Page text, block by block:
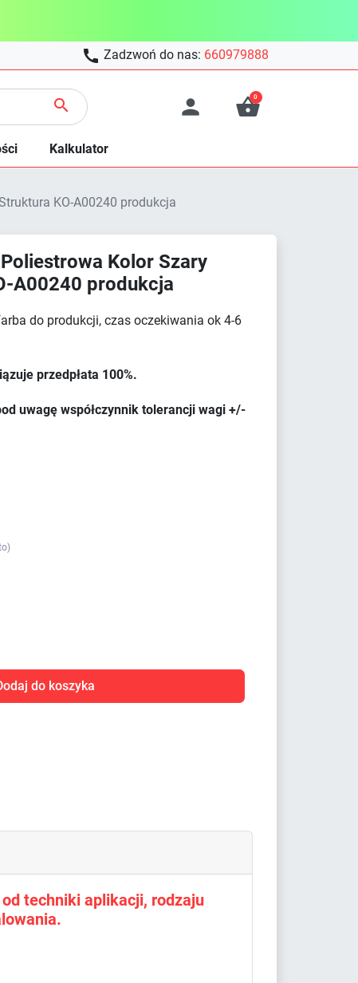
 Zadzwoń do nas: 660979888
  
0
Kalkulator
KO-A00240 produkcja
Kolor Szary
A00240 produkcja
do produkcji, czas oczekiwania ok 4-6
przedpłata 100%.
uwagę współczynnik tolerancji wagi +/-
do koszyka
techniki aplikacji, rodzaju